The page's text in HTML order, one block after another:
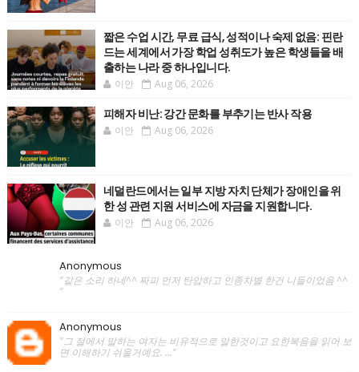
짧은 수업 시간, 무료 급식, 성적이나 숙제 없음: 핀란
드는 세계에서 가장 학업 성취도가 높은 학생들을 배
출하는 나라 중 하나입니다.
이안 Aug 06, 2026
피해자 비난: 강간 문화를 부추기는 반사 작용
이안 Aug 06, 2026
네덜란드에서는 일부 지방 자치 단체가 장애인을 위
한 성 관련 지원 서비스에 자금을 지원합니다.
이안 Aug 06, 2026
Anonymous
"같은 소리 하네^^ 짜피 먼저 탄압하고 인종차별 한건 니들이었음 ^^
"
Anonymous
"그 절에서 말하는 여자는 비유적으로 말한것이고 요한복음을 읽어 보
면 이해하기 쉬울거예요. ..."